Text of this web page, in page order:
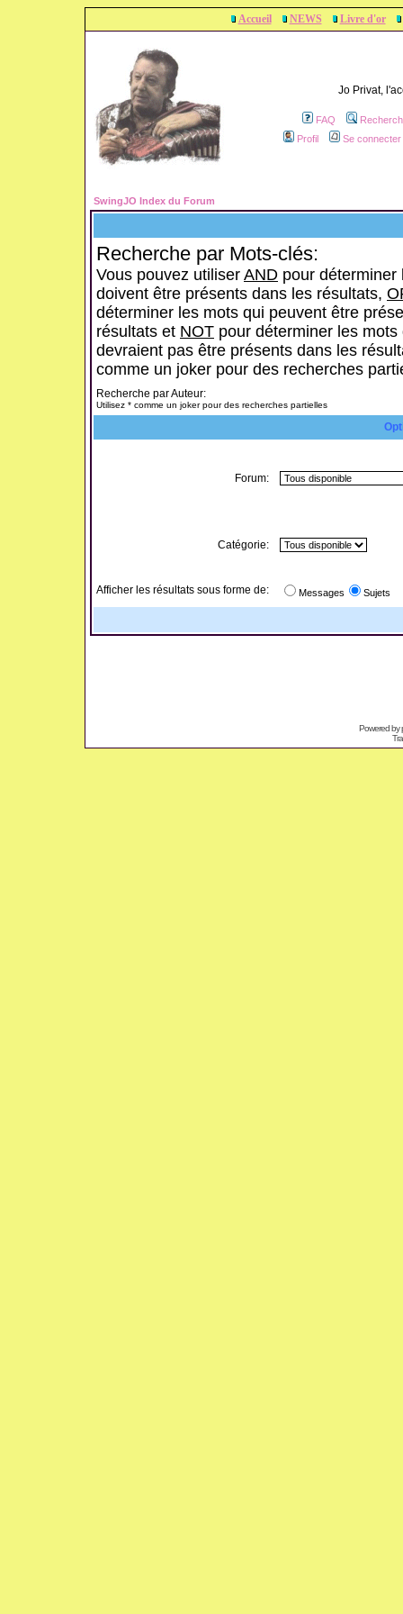
Accueil NEWS Livre d'or
Jo Privat,
FAQ
Profil
Se
SwingJO Index du Forum
Recherche par Mots-clés:
Vous pouvez utiliser AND pour déterminer
doivent être présents dans les résultats,
déterminer les mots qui peuvent être
résultats et NOT pour déterminer les mots
devraient pas être présents dans les
comme un joker pour des recherches
Recherche par Auteur:
Utilisez * comme un joker pour des recherches partielles
Forum:
Catégorie:
Afficher les résultats sous forme de: Messages Sujets
Powered by